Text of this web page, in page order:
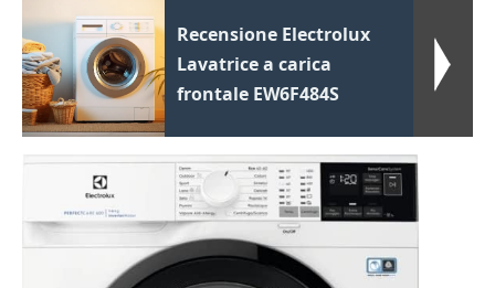
Recensione Electrolux
Lavatrice a carica
frontale EW6F484S